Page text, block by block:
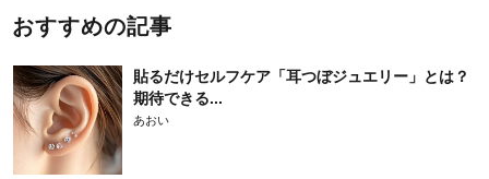
おすすめの記事
貼るだけセルフケア「耳つぼジュエリー」とは？
期待できる...
あおい